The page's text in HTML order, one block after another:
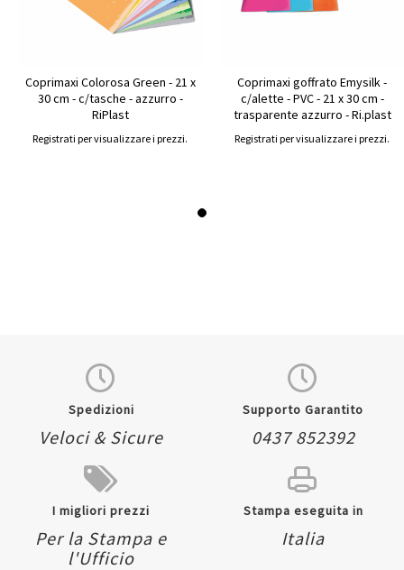
Coprimaxi Colorosa Green - 21 x
30 cm - c/tasche - azzurro -
RiPlast
Registrati per visualizzare i prezzi.
Coprimaxi goffrato Emysilk -
c/alette - PVC - 21 x 30 cm -
trasparente azzurro - Ri.plast
Registrati per visualizzare i prezzi.
Spedizioni
Veloci & Sicure
Supporto Garantito
0437 852392
I migliori prezzi
Per la Stampa e
l'Ufficio
Stampa eseguita in
Italia